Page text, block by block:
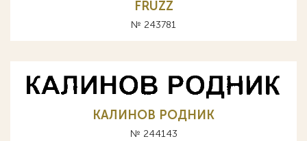
FRUZZ
№ 243781
КАЛИНОВ РОДНИК
№ 244143